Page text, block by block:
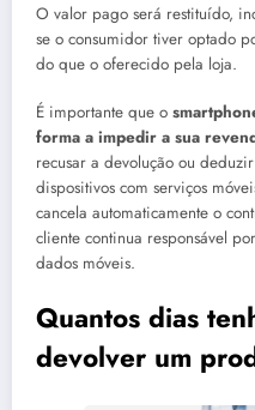
O valor pago será restituído,
se o consumidor tiver optado
do que o oferecido pela loja.
É importante que o
forma a impedir a sua
recusar a devolução ou
dispositivos com serviços
cancela automaticamente o
cliente continua responsável
dados móveis.
Quantos dias
devolver um